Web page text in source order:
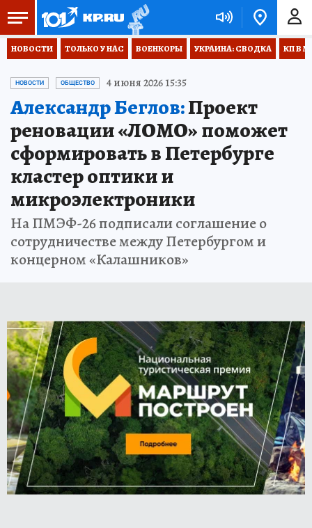
НОВОСТИ ТОЛЬКО У НАС ВОЕНКОРЫ УКРАИНА: СВОДКА КП В
НОВОСТИ ОБЩЕСТВО 4 июня 2026 15:35
Александр Беглов:Проект
реновации «ЛОМО» поможет
сформировать в Петербурге
кластер оптики и
микроэлектроники
На ПМЭФ-26 подписали соглашение о
сотрудничестве между Петербургом и
концерном «Калашников»